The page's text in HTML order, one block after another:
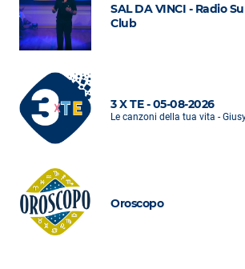
SAL DA VINCI - Radio
Club
3 X TE - 05-08-2026
Le canzoni della tua vita -
Oroscopo